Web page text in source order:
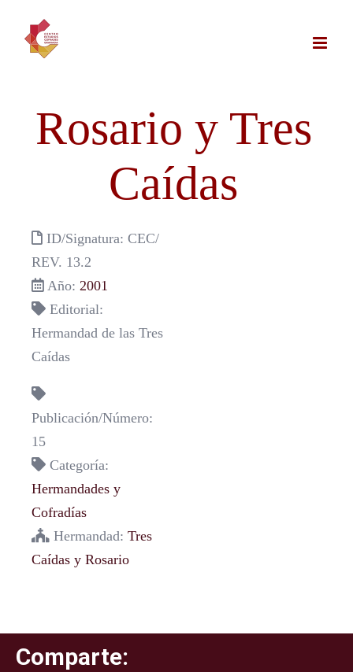
contenido
Rosario y Tres
Caídas
ID/Signatura: CEC/
REV. 13.2
Año: 2001
Editorial:
Hermandad de las Tres
Caídas
Publicación/Número:
15
Categoría:
Hermandades y
Cofradías
Hermandad: Tres
Caídas y Rosario
Comparte: